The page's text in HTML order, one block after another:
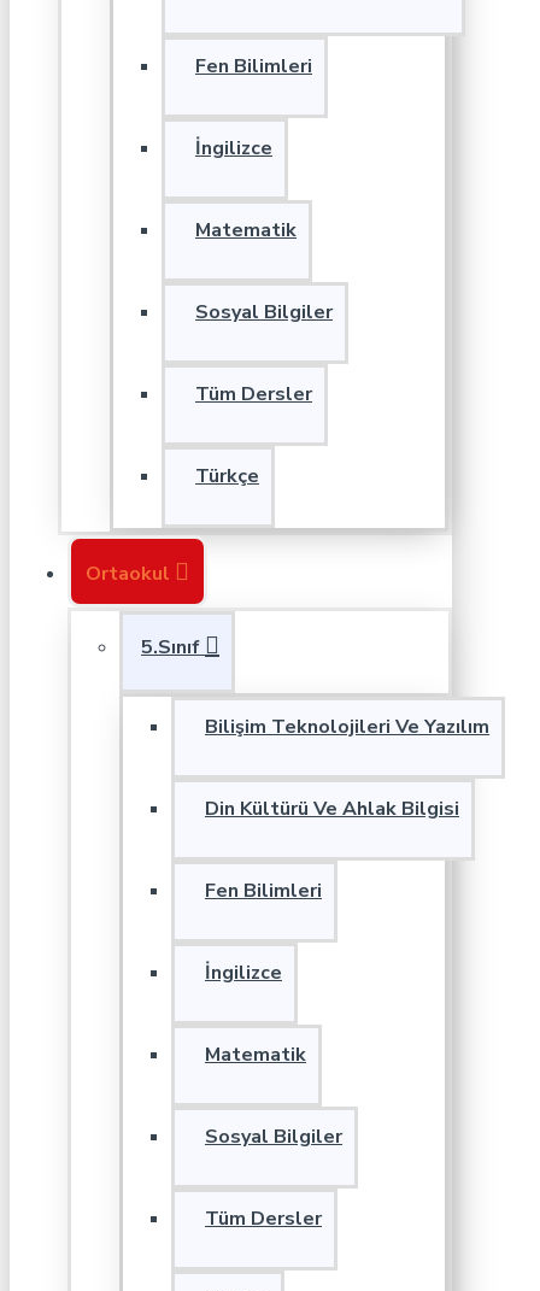
Fen Bilimleri
İngilizce
Matematik
Sosyal Bilgiler
Tüm Dersler
Türkçe
Ortaokul
5.Sınıf
Bilişim Teknolojileri Ve Yazılım
Din Kültürü Ve Ahlak Bilgisi
Fen Bilimleri
İngilizce
Matematik
Sosyal Bilgiler
Tüm Dersler